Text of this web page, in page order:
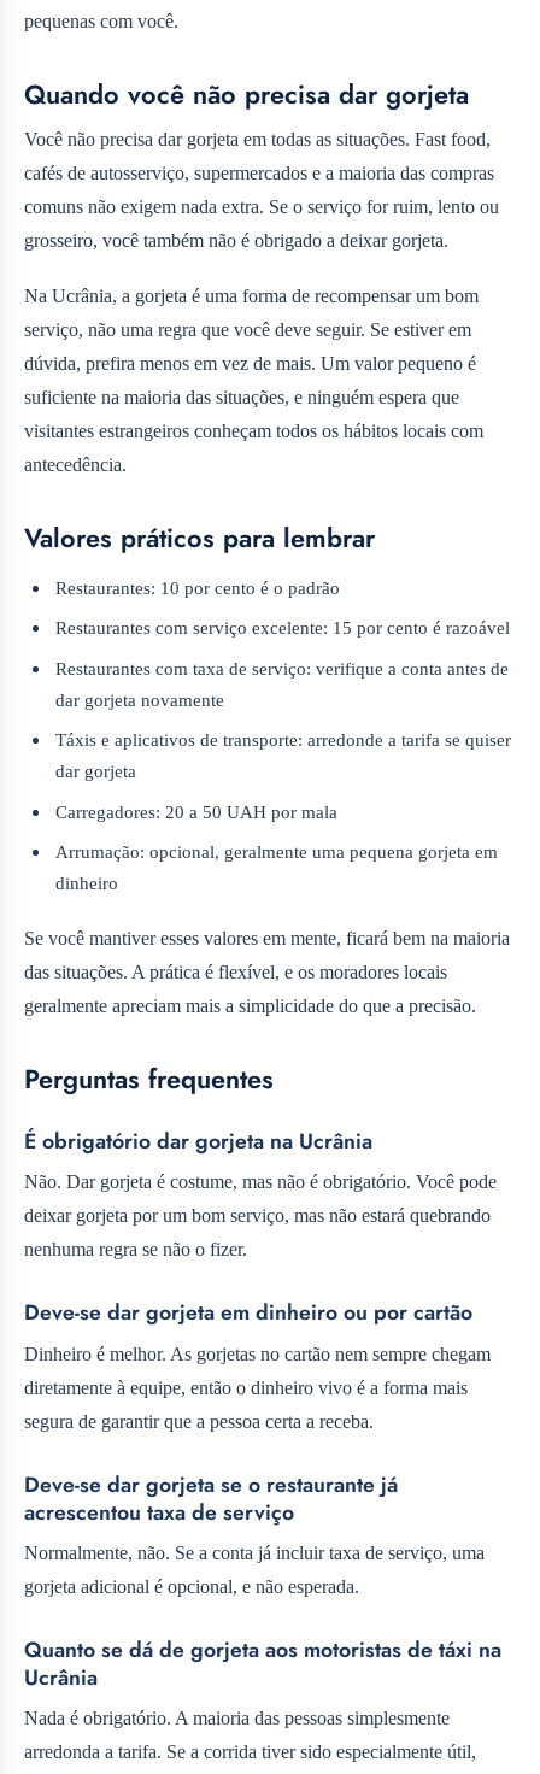
pequenas com você.
Quando você não precisa dar gorjeta
Você não precisa dar gorjeta em todas as situações. Fast food,
cafés de autosserviço, supermercados e a maioria das compras
comuns não exigem nada extra. Se o serviço for ruim, lento ou
grosseiro, você também não é obrigado a deixar gorjeta.
Na Ucrânia, a gorjeta é uma forma de recompensar um bom
serviço, não uma regra que você deve seguir. Se estiver em
dúvida, prefira menos em vez de mais. Um valor pequeno é
suficiente na maioria das situações, e ninguém espera que
visitantes estrangeiros conheçam todos os hábitos locais com
antecedência.
Valores práticos para lembrar
Restaurantes: 10 por cento é o padrão
Restaurantes com serviço excelente: 15 por cento é razoável
Restaurantes com taxa de serviço: verifique a conta antes de
dar gorjeta novamente
Táxis e aplicativos de transporte: arredonde a tarifa se quiser
dar gorjeta
Carregadores: 20 a 50 UAH por mala
Arrumação: opcional, geralmente uma pequena gorjeta em
dinheiro
Se você mantiver esses valores em mente, ficará bem na maioria
das situações. A prática é flexível, e os moradores locais
geralmente apreciam mais a simplicidade do que a precisão.
Perguntas frequentes
É obrigatório dar gorjeta na Ucrânia
Não. Dar gorjeta é costume, mas não é obrigatório. Você pode
deixar gorjeta por um bom serviço, mas não estará quebrando
nenhuma regra se não o fizer.
Deve-se dar gorjeta em dinheiro ou por cartão
Dinheiro é melhor. As gorjetas no cartão nem sempre chegam
diretamente à equipe, então o dinheiro vivo é a forma mais
segura de garantir que a pessoa certa a receba.
Deve-se dar gorjeta se o restaurante já
acrescentou taxa de serviço
Normalmente, não. Se a conta já incluir taxa de serviço, uma
gorjeta adicional é opcional, e não esperada.
Quanto se dá de gorjeta aos motoristas de táxi na
Ucrânia
Nada é obrigatório. A maioria das pessoas simplesmente
arredonda a tarifa. Se a corrida tiver sido especialmente útil,